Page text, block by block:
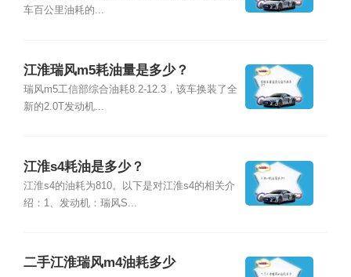
车百公里油耗的...
江淮瑞风m5耗油量是多少？
瑞风m5工信部综合油耗8.2-12.3，该车换装了全
新的2.0T发动机...
江淮s4耗油是多少？
江淮s4的油耗为810。以下是对江淮s4的相关介
绍：1、发动机：瑞风S...
二手江淮瑞风m4油耗多少